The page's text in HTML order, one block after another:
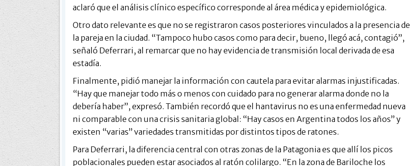
aclaró que el análisis clínico específico corresponde al área médica y epidemiológica.
Otro dato relevante es que no se registraron casos posteriores vinculados a la presencia de
la pareja en la ciudad. “Tampoco hubo casos como para decir, bueno, llegó acá, contagió”,
señaló Deferrari, al remarcar que no hay evidencia de transmisión local derivada de esa
estadía.
Finalmente, pidió manejar la información con cautela para evitar alarmas injustificadas.
“Hay que manejar todo más o menos con cuidado para no generar alarma donde no la
debería haber”, expresó. También recordó que el hantavirus no es una enfermedad nueva
ni comparable con una crisis sanitaria global: “Hay casos en Argentina todos los años” y
existen “varias” variedades transmitidas por distintos tipos de ratones.
Para Deferrari, la diferencia central con otras zonas de la Patagonia es que allí los picos
poblacionales pueden estar asociados al ratón colilargo. “En la zona de Bariloche los